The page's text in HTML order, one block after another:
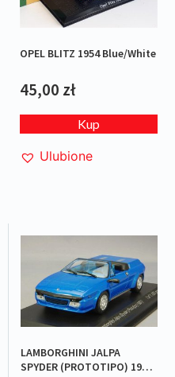
OPEL BLITZ 1954 Blue/White
45,00 zł
Kup
Ulubione
LAMBORGHINI JALPA
SPYDER (PROTOTIPO) 1987